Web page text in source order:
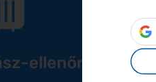
ellenőrző